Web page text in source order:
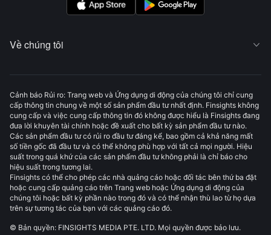
Về chúng tôi 
Cảnh báo Rủi ro: Trang web và Ứng dụng di động của chúng tôi chỉ cung
cấp thông tin chung về một số sản phẩm đầu tư nhất định. Finsights không
cung cấp và việc cung cấp thông tin đó không được hiểu là Finsights đang
đưa lời khuyên tài chính hoặc đề xuất cho bất kỳ sản phẩm đầu tư nào.
Các sản phẩm đầu tư có rủi ro đầu tư đáng kể, bao gồm cả khả năng mất
số tiền gốc đã đầu tư và có thể không phù hợp với tất cả mọi người. Hiệu
suất trong quá khứ của các sản phẩm đầu tư không phải là chỉ báo cho
hiệu suất trong tương lai.
Finsights có thể cho phép các nhà quảng cáo hoặc đối tác bên thứ ba đặt
hoặc cung cấp quảng cáo trên Trang web hoặc Ứng dụng di động của
chúng tôi hoặc bất kỳ phần nào trong đó và có thể nhận thù lao từ họ dựa
trên sự tương tác của bạn với các quảng cáo đó.
© Bản quyền: FINSIGHTS MEDIA PTE. LTD. Mọi quyền được bảo lưu.